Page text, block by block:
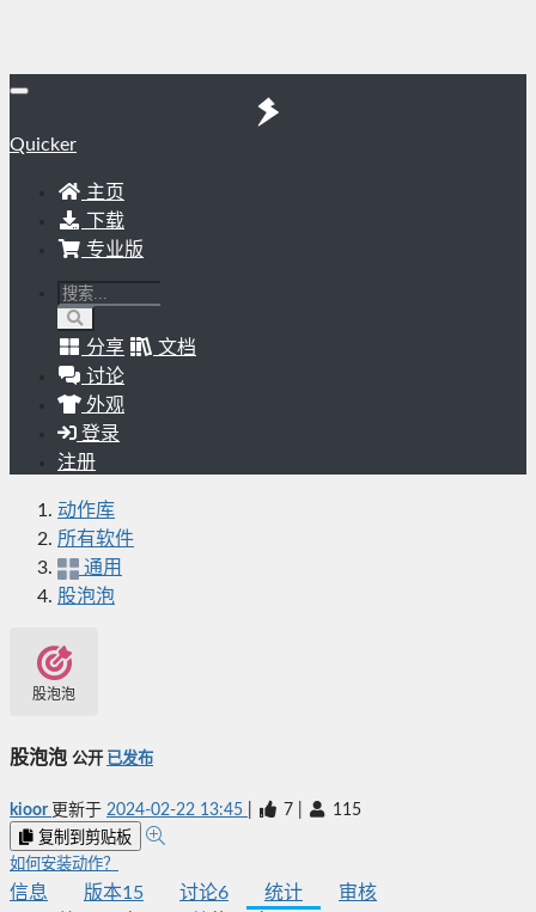
Quicker
主页
下载
专业版
分享
文档
讨论
外观
登录
注册
动作库
所有软件
通用
股泡泡
股泡泡
股泡泡 公开 已发布
kioor 更新于 2024-02-22 13:45 7 115
复制到剪贴板
如何安装动作？
信息 版本15 讨论6 统计
审核